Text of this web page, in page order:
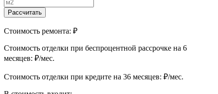
Рассчитать
Стоимость ремонта: ₽
Cтоимость отделки при беспроцентной рассрочке на 6
месяцев: ₽/мес.
Cтоимость отделки при кредите на 36 месяцев: ₽/мес.